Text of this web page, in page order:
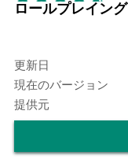
ロールプレイング
更新日
現在のバージョン
提供元